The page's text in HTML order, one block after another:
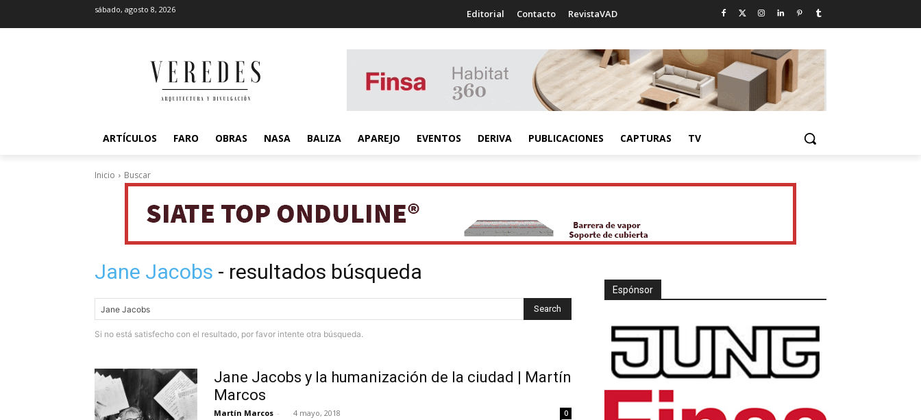
sábado, agosto 8, 2026 Editorial Contacto RevistaVAD
ARTÍCULOS FARO OBRAS NASA BALIZA APAREJO EVENTOS DERIVA PUBLICACIONES CAPTURAS TV
Inicio Buscar
Jane Jacobs - resultados búsqueda
Search
Si no está satisfecho con el resultado, por favor intente otra búsqueda.
Jane Jacobs y la humanización de la ciudad | Martín
Marcos
Martín Marcos - 4 mayo, 2018 0
Espónsor